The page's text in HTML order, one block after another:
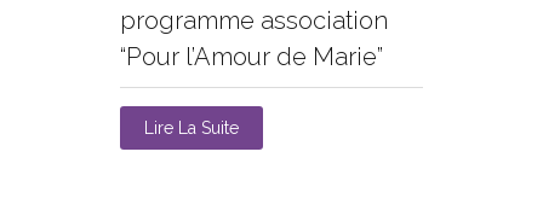
programme association
“Pour l’Amour de Marie”
Lire La Suite